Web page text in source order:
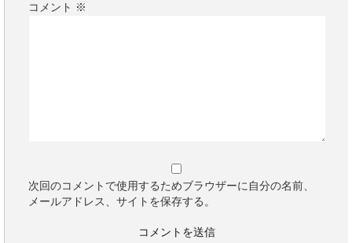
コメント ※
次回のコメントで使用するためブラウザーに自分の名前、
メールアドレス、サイトを保存する。